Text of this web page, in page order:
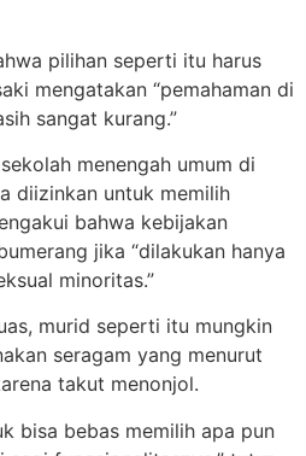
pilihan seperti itu harus
mengatakan “pemahaman di
sangat kurang.”
menengah umum di
diizinkan untuk memilih
bahwa kebijakan
jika “dilakukan hanya
minoritas.”
murid seperti itu mungkin
seragam yang menurut
takut menonjol.
bisa bebas memilih apa pun